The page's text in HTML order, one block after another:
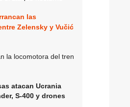
las
Zelensky y Vučić
la locomotora del tren
atacan Ucrania
S-400 y drones